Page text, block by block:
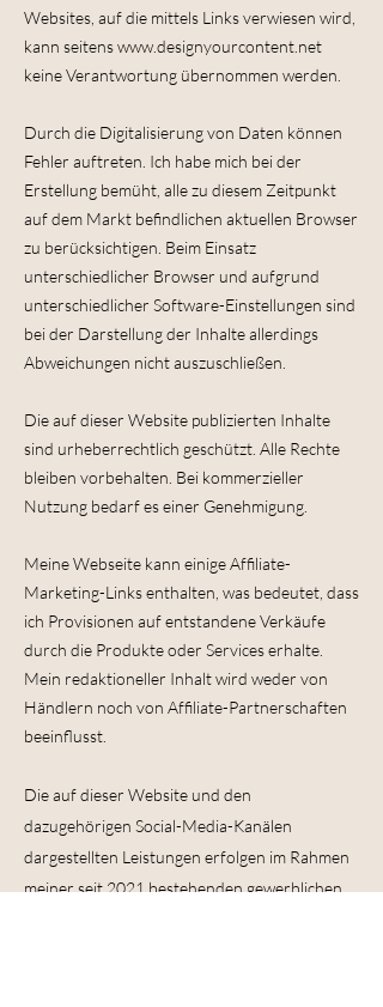
Websites, auf die mittels Links verwiesen wird,
kann seitens www.designyourcontent.net
keine Verantwortung übernommen werden.
Durch die Digitalisierung von Daten können
Fehler auftreten. Ich habe mich bei der
Erstellung bemüht, alle zu diesem Zeitpunkt
auf dem Markt befindlichen aktuellen Browser
zu berücksichtigen. Beim Einsatz
unterschiedlicher Browser und aufgrund
unterschiedlicher Software-Einstellungen sind
bei der Darstellung der Inhalte allerdings
Abweichungen nicht auszuschließen.
Die auf dieser Website publizierten Inhalte
sind urheberrechtlich geschützt. Alle Rechte
bleiben vorbehalten. Bei kommerzieller
Nutzung bedarf es einer Genehmigung.
Meine Webseite kann einige Affiliate-
Marketing-Links enthalten, was bedeutet, dass
ich Provisionen auf entstandene Verkäufe
durch die Produkte oder Services erhalte.
Mein redaktioneller Inhalt wird weder von
Händlern noch von Affiliate-Partnerschaften
beeinflusst.
Die auf dieser Website und den
dazugehörigen Social-Media-Kanälen
dargestellten Leistungen erfolgen im Rahmen
meiner seit 2021 bestehenden gewerblichen